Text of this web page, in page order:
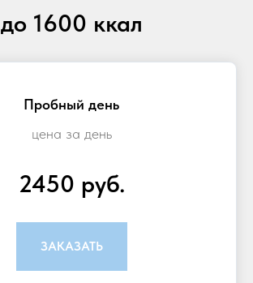
до 1600 ккал
Пробный день
цена за день
2450 руб.
ЗАКАЗАТЬ